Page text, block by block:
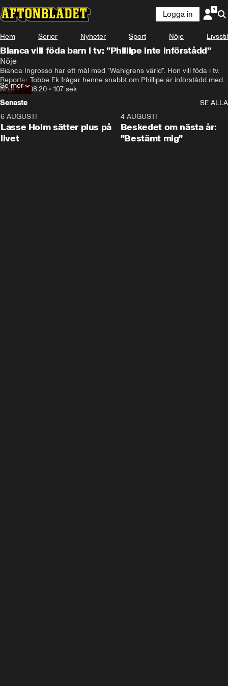
Logga in
Hem Serier Nyheter Sport Nöje Livsstil
Bianca vill föda barn i tv: ”Phillipe inte införstådd”
Nöje
Bianca Ingrosso har ett mål med "Wahlgrens värld". Hon vill föda i tv.
Reporter Tobbe Ek frågar henne snabbt om Phillipe är införstådd med
att det är hennes plan.
Nöje•21.08.20 • 107 sek
Se mer
Senaste
SE ALLA
6 AUGUSTI
Lasse Holm sätter plus på
livet
4 AUGUSTI
Beskedet om nästa år:
”Bestämt mig”